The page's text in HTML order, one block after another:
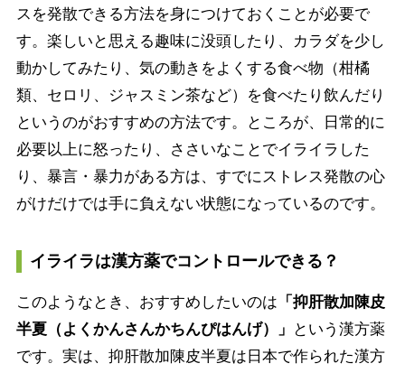
スを発散できる方法を身につけておくことが必要で
す。楽しいと思える趣味に没頭したり、カラダを少し
動かしてみたり、気の動きをよくする食べ物（柑橘
類、セロリ、ジャスミン茶など）を食べたり飲んだり
というのがおすすめの方法です。ところが、日常的に
必要以上に怒ったり、ささいなことでイライラした
り、暴言・暴力がある方は、すでにストレス発散の心
がけだけでは手に負えない状態になっているのです。
イライラは漢方薬でコントロールできる？
このようなとき、おすすめしたいのは 「抑肝散加陳皮
半夏（よくかんさんかちんぴはんげ）」
という漢方薬
です。実は、抑肝散加陳皮半夏は日本で作られた漢方